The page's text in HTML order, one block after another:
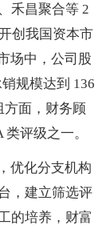
禾昌聚合等 2
创我国资本市
场中，公司股
规模达到 136
方面，财务顾
评级之一。
优化分支机构
，建立筛选评
的培养，财富